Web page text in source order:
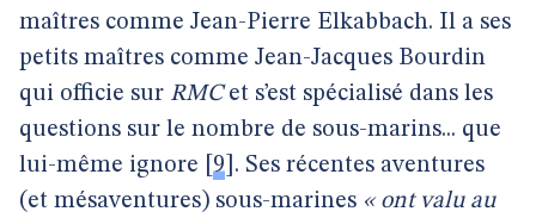
maîtres comme Jean-Pierre Elkabbach. Il a ses
petits maîtres comme Jean-Jacques Bourdin
qui officie sur RMCet s’est spécialisé dans les
questions sur le nombre de sous-marins... que
lui-même ignore
9 . Ses récentes aventures
(et mésaventures) sous-marines « ont valu au